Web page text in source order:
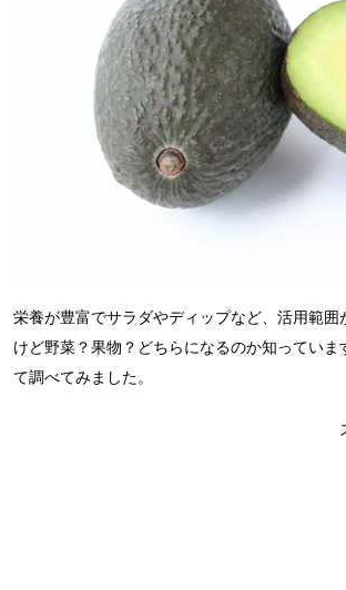
栄養が豊富でサラダやディップなど、活用範
けど野菜？果物？どちらになるのか知ってい
て調べてみました。